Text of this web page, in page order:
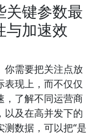
关键参数最
与加速效
你需要把关注点放
表现上，而不仅仅
，了解不同运营商
以及在高并发下的
数据，可以把“是